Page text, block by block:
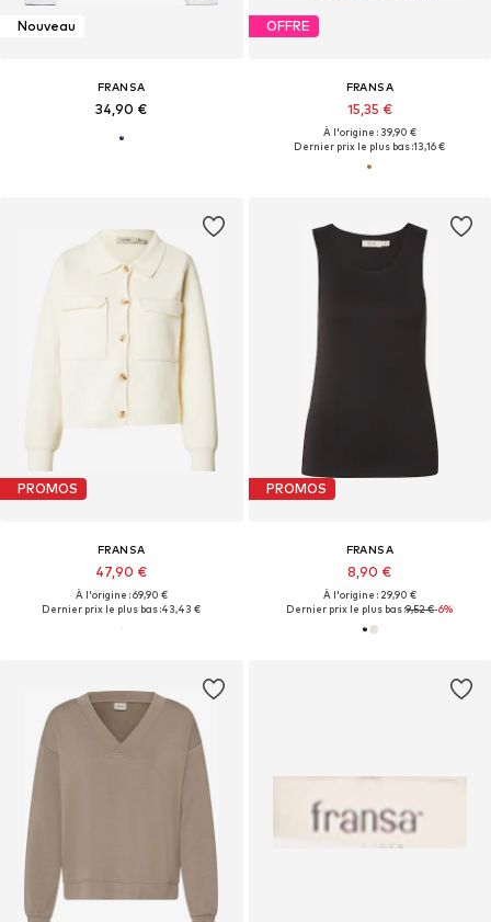
Nouveau
FRANSA
34,90 €
OFFRE
FRANSA
15,35 €
À l'origine : 39,90 €
Dernier prix le plus bas :13,16 €
PROMOS
FRANSA
47,90 €
À l'origine : 69,90 €
Dernier prix le plus bas :43,43 €
PROMOS
FRANSA
8,90 €
À l'origine : 29,90 €
Dernier prix le plus bas :9,52 €-6%